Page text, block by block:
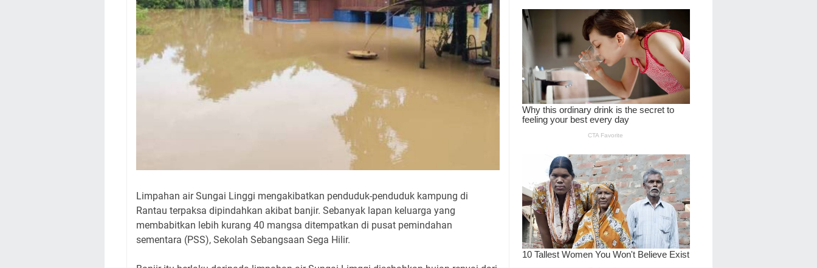
Limpahan air Sungai Linggi mengakibatkan penduduk-penduduk kampung di
Rantau terpaksa dipindahkan akibat banjir. Sebanyak lapan keluarga yang
membabitkan lebih kurang 40 mangsa ditempatkan di pusat pemindahan
sementara (PSS), Sekolah Sebangsaan Sega Hilir.